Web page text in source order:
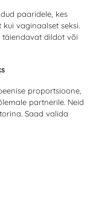
paaridele, kes
vaginaalset seksi.
täiendavat dildot või
proportsioone,
partnerile. Neid
Saad valida